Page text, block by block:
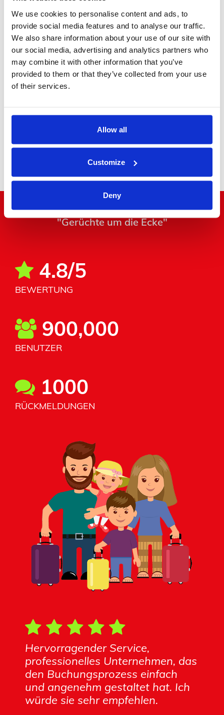
We use cookies to personalise content and ads, to
provide social media features and to analyse our traffic.
We also share information about your use of our site with
our social media, advertising and analytics partners who
may combine it with other information that you’ve
provided to them or that they’ve collected from your use
of their services.
Allow all
Customize
Deny
Executive MPV
Minibus
"Gerüchte um die Ecke"
4.8/5
BEWERTUNG
900,000
BENUTZER
1000
RÜCKMELDUNGEN
Hervorragender Service,
professionelles Unternehmen, das
den Buchungsprozess einfach
und angenehm gestaltet hat. Ich
würde sie sehr empfehlen.